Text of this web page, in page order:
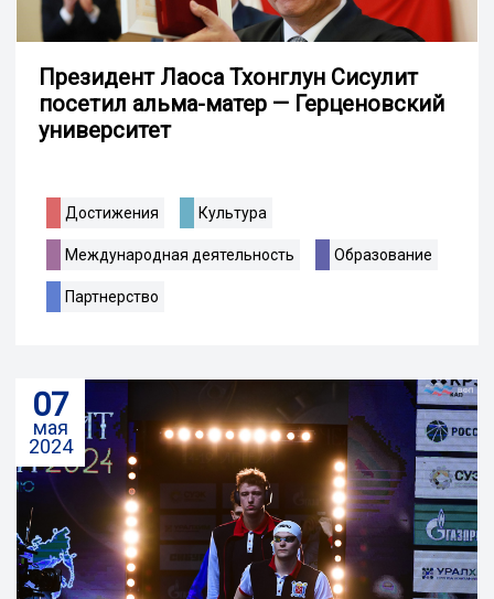
Президент Лаоса Тхонглун Сисулит
посетил альма-матер — Герценовский
университет
Достижения Культура
Международная деятельность Образование
Партнерство
07
мая
2024